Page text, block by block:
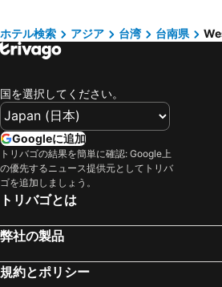
Guangfa Hotel
Ching
Hôtel De Flore
Dash 23 Hotel
Koju
Luxingfu-tainanguan
Inner Place
ザ ブリック (玩聚安平)
グリーン パーク ホテル
ワンジア シャオシーメン B&B
ジャストウィン グランド ホテル (致穩人文商旅)
De
Crowne Plaza Tainan by IHG
Fanlu Township, Chiayi 宿泊施設 -
Fangliao
Puzi City, Chiayi 宿泊施設 -
Liugui
高雄, 高雄市 宿泊施設 -
嘉義市, Chiayi 宿泊施設 -
Taitung City, 台東 宿泊施設 -
Lingya District, 高雄市 宿泊施設 -
台北, 台北県 宿泊施設 -
Datong District, 台北県 宿泊施設 -
Wanhua District, 台北県 宿泊施設 -
ホテル検索 アジア 台湾 台南県
国を選択してください。
Googleに追加
トリバゴの結果を簡単に確認: Google上
の優先するニュース提供元としてトリバ
ゴを追加しましょう。
トリバゴとは
弊社の製品
規約とポリシー